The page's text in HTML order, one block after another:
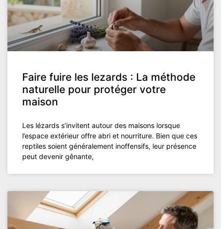
Faire fuire les lezards : La méthode
naturelle pour protéger votre
maison
Les lézards s’invitent autour des maisons lorsque
l’espace extérieur offre abri et nourriture. Bien que ces
reptiles soient généralement inoffensifs, leur présence
peut devenir gênante,